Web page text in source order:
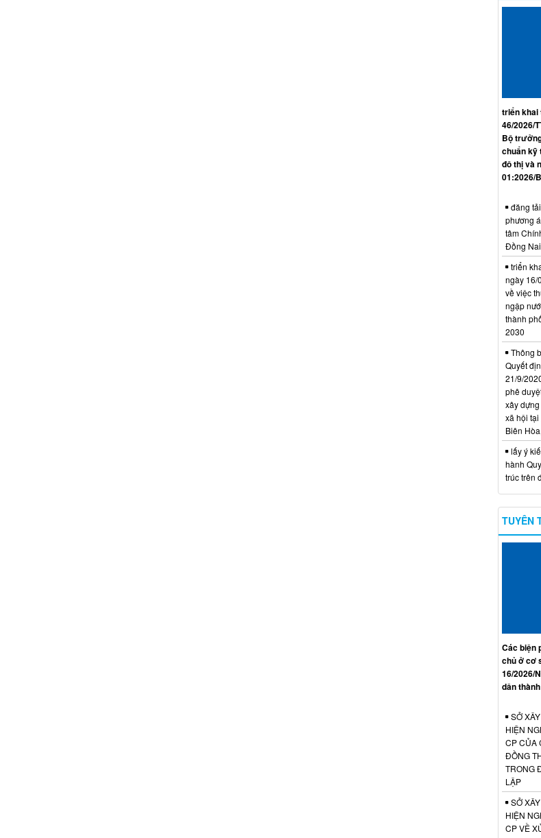
triển khai
46/2026/
Bộ
chuẩn kỹ
đô thị và
01:2026/
đăng
phương
tâm
Đồng Nai
triển
ngày 16/
về việc
ngập
thành
2030
Thông
Quyết
21/9/
phê
xây
xã hội
Biên
lấy ý
hành
trúc trên
TUYÊN
Các biện
chủ ở cơ
16/2026/
dân
SỞ
HIỆN
CP CỦA
ĐỒNG
TRONG
LẬP
SỞ
HIỆN
CP VỀ